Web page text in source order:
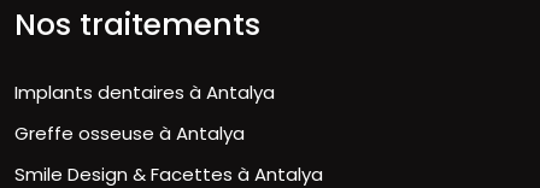
Nos traitements
Implants dentaires à Antalya
Greffe osseuse à Antalya
Smile Design & Facettes à Antalya